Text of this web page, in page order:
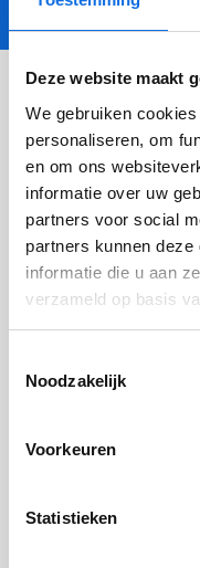
Deze website maakt
We gebruiken
personaliseren, om
en om ons
informatie over uw
partners voor social
partners kunnen
informatie die u aan
verzameld op basis
Noodzakelijk
Voorkeuren
Statistieken
Auteur:
Carlijn de
56 keer
Favoriet
therapie wél kan
Vereniging EMDR
diagnostiek,